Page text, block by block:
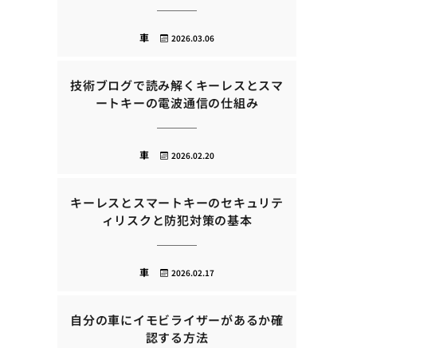
2026.03.06
車
技術ブログで読み解くキーレスとスマ
ートキーの電波通信の仕組み
2026.02.20
車
キーレスとスマートキーのセキュリテ
ィリスクと防犯対策の基本
2026.02.17
車
自分の車にイモビライザーがあるか確
認する方法